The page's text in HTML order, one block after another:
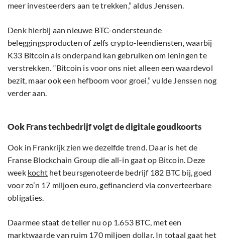
meer investeerders aan te trekken,” aldus Jenssen.
Denk hierbij aan nieuwe BTC-ondersteunde
beleggingsproducten of zelfs crypto-leendiensten, waarbij
K33 Bitcoin als onderpand kan gebruiken om leningen te
verstrekken. “Bitcoin is voor ons niet alleen een waardevol
bezit, maar ook een hefboom voor groei,” vulde Jenssen nog
verder aan.
Ook Frans techbedrijf volgt de digitale goudkoorts
Ook in Frankrijk zien we dezelfde trend. Daar is het de
Franse Blockchain Group die all-in gaat op Bitcoin. Deze
week kocht het beursgenoteerde bedrijf 182 BTC bij, goed
voor zo’n 17 miljoen euro, gefinancierd via converteerbare
obligaties.
Daarmee staat de teller nu op 1.653 BTC, met een
marktwaarde van ruim 170 miljoen dollar. In totaal gaat het